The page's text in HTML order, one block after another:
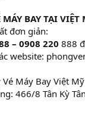
BAY TẠI VIỆT
đơn giản:
– 0908 220 888
website:
Máy Bay Việt
466/8 Tân Kỳ